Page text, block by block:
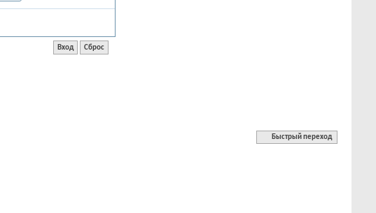
Быстрый переход